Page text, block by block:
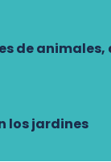
de
los jardines